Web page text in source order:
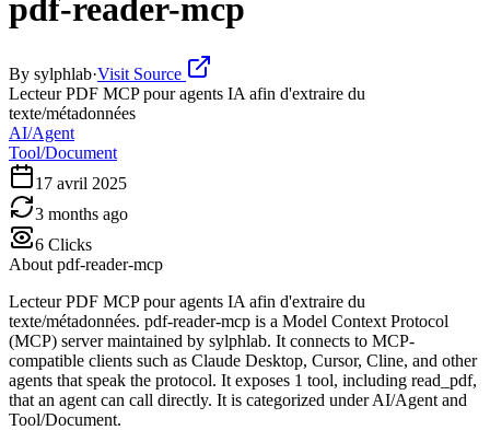
pdf-reader-mcp
By sylphlab·Visit Source
Lecteur PDF MCP pour agents IA afin d'extraire du
texte/métadonnées
AI/Agent
Tool/Document
17 avril 2025
3 months ago
6 Clicks
About pdf-reader-mcp
Lecteur PDF MCP pour agents IA afin d'extraire du
texte/métadonnées. pdf-reader-mcp is a Model Context Protocol
(MCP) server maintained by sylphlab. It connects to MCP-
compatible clients such as Claude Desktop, Cursor, Cline, and other
agents that speak the protocol. It exposes 1 tool, including read_pdf,
that an agent can call directly. It is categorized under AI/Agent and
Tool/Document.